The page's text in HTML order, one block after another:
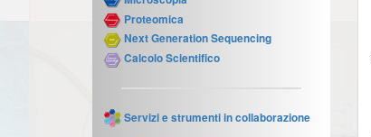
Proteomica
Next Generation Sequencing
Calcolo Scientifico
Servizi e strumenti in collaborazione